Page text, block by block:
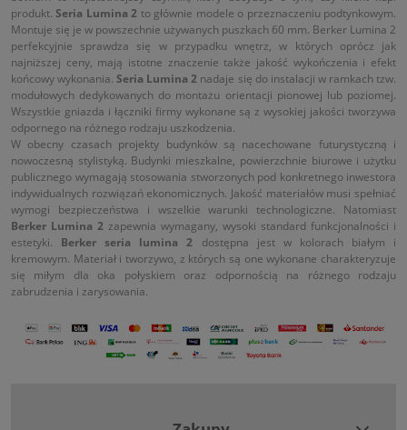
produkt.Seria Lumina 2 to głównie modele o przeznaczeniu podtynkowym.
Montuje się je w powszechnie używanych puszkach 60 mm. Berker Lumina 2
perfekcyjnie sprawdza się w przypadku wnętrz, w których oprócz jak
najniższej ceny, mają istotne znaczenie także jakość wykończenia i efekt
końcowy wykonania.Seria Lumina 2 nadaje się do instalacji w ramkach tzw.
modułowych dedykowanych do montażu orientacji pionowej lub poziomej.
Wszystkie gniazda i łączniki firmy wykonane są z wysokiej jakości tworzywa
odpornego na różnego rodzaju uszkodzenia.
W obecny czasach projekty budynków są nacechowane futurystyczną i
nowoczesną stylistyką. Budynki mieszkalne, powierzchnie biurowe i użytku
publicznego wymagają stosowania stworzonych pod konkretnego inwestora
indywidualnych rozwiązań ekonomicznych. Jakość materiałów musi spełniać
wymogi bezpieczeństwa i wszelkie warunki technologiczne. Natomiast
Berker Lumina 2 zapewnia wymagany, wysoki standard funkcjonalności i
estetyki. Berker seria lumina 2 dostępna jest w kolorach białym i
kremowym. Materiał i tworzywo, z których są one wykonane charakteryzuje
się miłym dla oka połyskiem oraz odpornością na różnego rodzaju
zabrudzenia i zarysowania.